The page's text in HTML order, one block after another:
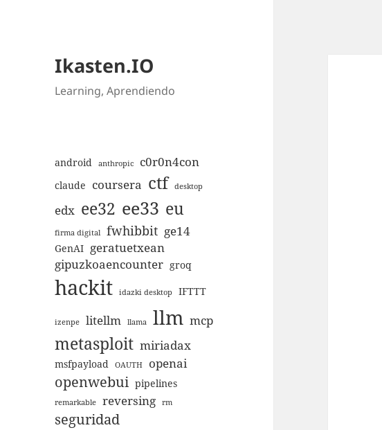
Ikasten.IO
Learning, Aprendiendo
android anthropic c0r0n4con
claude coursera ctf desktop
edx ee32 ee33 eu
firma digital fwhibbit ge14
GenAI geratuetxean
gipuzkoaencounter groq
hackit idazki desktop IFTTT
izenpe litellm llama llm mcp
metasploit miriadax
msfpayload OAUTH openai
openwebui pipelines
remarkable reversing rm
seguridad